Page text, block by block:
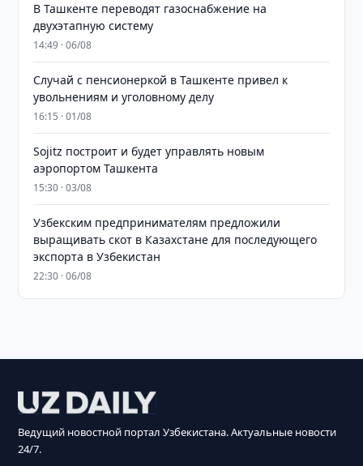
В Ташкенте переводят газоснабжение на
двухэтапную систему
14:49 · 06/08
Случай с пенсионеркой в Ташкенте привел к
увольнениям и уголовному делу
16:15 · 01/08
Sojitz построит и будет управлять новым
аэропортом Ташкента
15:30 · 03/08
Узбекским предпринимателям предложили
выращивать скот в Казахстане для последующего
экспорта в Узбекистан
22:30 · 06/08
Ведущий новостной портал Узбекистана. Актуальные новости
24/7.